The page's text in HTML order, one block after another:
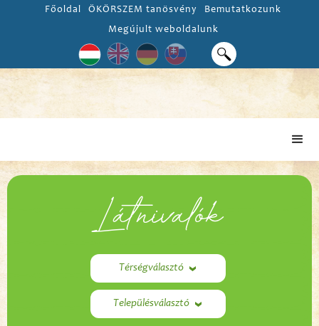
Főoldal ÖKÖRSZEM tanösvény
Bemutatkozunk
Megújult weboldalunk
Látnivalók
Térségválasztó
Településválasztó